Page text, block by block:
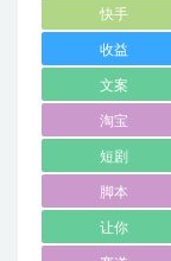
快手
收益
文案
淘宝
短剧
脚本
让你